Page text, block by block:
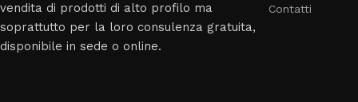
vendita di prodotti di alto profilo ma
soprattutto per la loro consulenza gratuita,
disponibile in sede o online.
Contatti